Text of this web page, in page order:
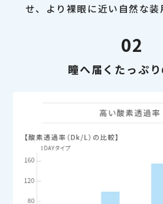
せ、より裸眼に近い自然な装
02
瞳へ届くたっぷ